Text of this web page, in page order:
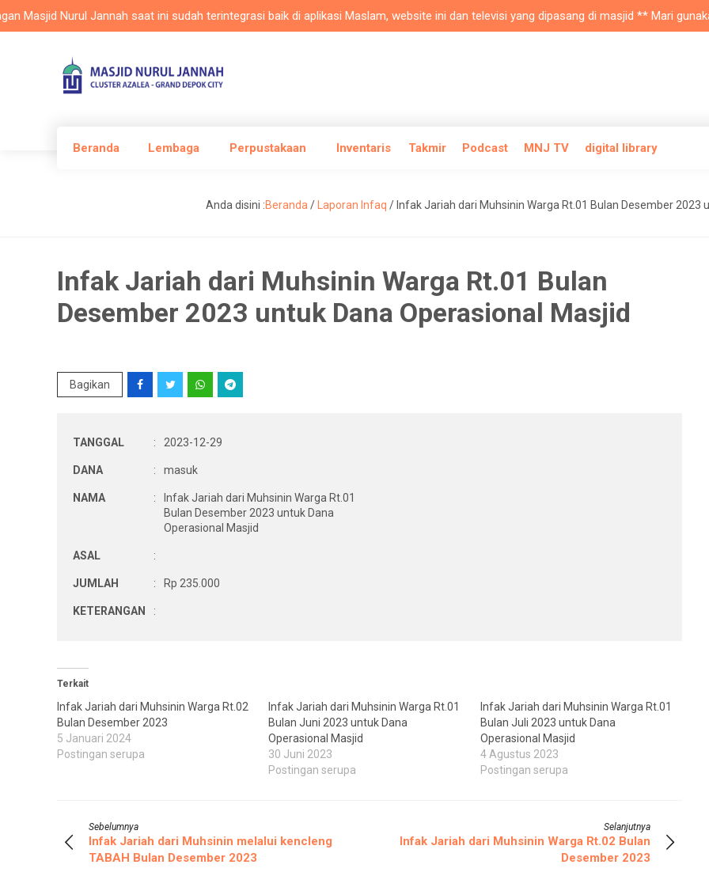
Nurul Jannah saat ini sudah terintegrasi baik di aplikasi Maslam, website ini dan televisi yang dipasang di masjid ** Mari gunakan
Beranda Lembaga Perpustakaan Inventaris Takmir Podcast MNJ TV digital library
Anda disini :Beranda / Laporan Infaq / Infak Jariah dari Muhsinin Warga Rt.01 Bulan Desember 2023
Infak Jariah dari Muhsinin Warga Rt.01 Bulan
Desember 2023 untuk Dana Operasional Masjid
Bagikan
TANGGAL : 2023-12-29
DANA : masuk
NAMA :
Infak Jariah dari Muhsinin Warga Rt.01
Bulan Desember 2023 untuk Dana
Operasional Masjid
ASAL :
JUMLAH : Rp 235.000
KETERANGAN :
Terkait
Infak Jariah dari Muhsinin Warga Rt.02
Bulan Desember 2023
5 Januari 2024
Postingan serupa
Infak Jariah dari Muhsinin Warga Rt.01
Bulan Juni 2023 untuk Dana
Operasional Masjid
30 Juni 2023
Postingan serupa
Infak Jariah dari Muhsinin Warga Rt.01
Bulan Juli 2023 untuk Dana
Operasional Masjid
4 Agustus 2023
Postingan serupa
Sebelumnya
Infak Jariah dari Muhsinin melalui kencleng
TABAH Bulan Desember 2023
Selanjutnya
Infak Jariah dari Muhsinin Warga Rt.02 Bulan
Desember 2023